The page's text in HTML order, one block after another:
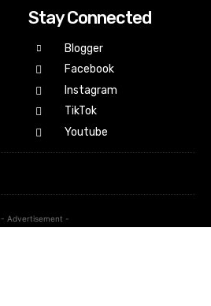
Stay Connected
Blogger
Facebook
Instagram
TikTok
Youtube
- Advertisement -